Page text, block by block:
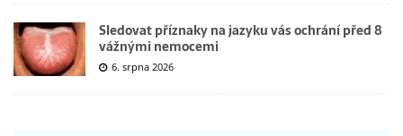
Sledovat příznaky na jazyku vás ochrání před 8
vážnými nemocemi
6. srpna 2026